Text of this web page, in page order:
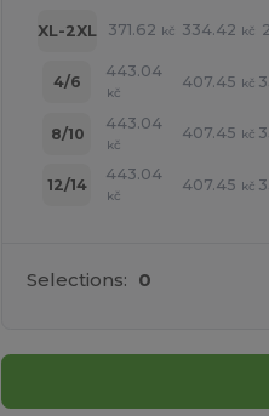
XL-2XL 371.62 kč 334.42 kč
4/6
443.04
kč
407.45 kč
8/10
443.04
kč
407.45 kč
12/14
443.04
kč
407.45 kč
Selections: 0